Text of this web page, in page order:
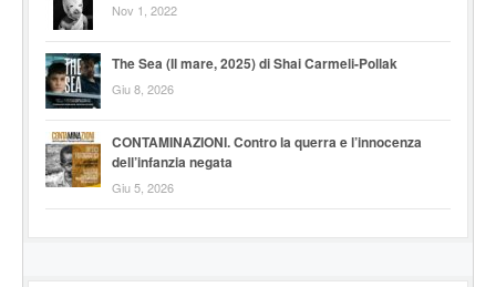
Nov 1, 2022
The Sea (Il mare, 2025) di Shai Carmeli-Pollak
Giu 8, 2026
CONTAMINAZIONI. Contro la querra e l’innocenza
dell’infanzia negata
Giu 5, 2026